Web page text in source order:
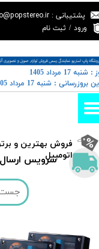
سرویس
پشتیبانی : info@popstereo.ir
ورود / ثبت نام
حساب کاربری من
تغییر گذر واژه
سفارشات
خروج از حساب کاربری
​فروش بهترین و
اتومبیل​​​​​​​
17 مرداد 1405
: شنبه 17 مرداد 1405 ساعت 8:30 صبح